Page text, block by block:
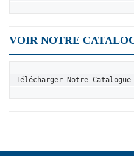
VOIR NOTRE
Télécharger Notre Catalogue